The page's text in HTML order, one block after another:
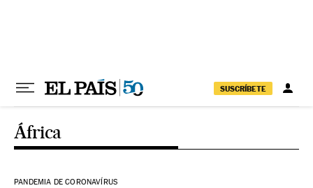
SUSCRÍBETE
África
PANDEMIA DE CORONAVÍRUS